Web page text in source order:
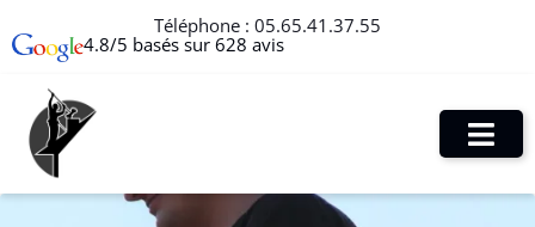
Téléphone : 05.65.41.37.55
4.8/5 basés sur 628 avis